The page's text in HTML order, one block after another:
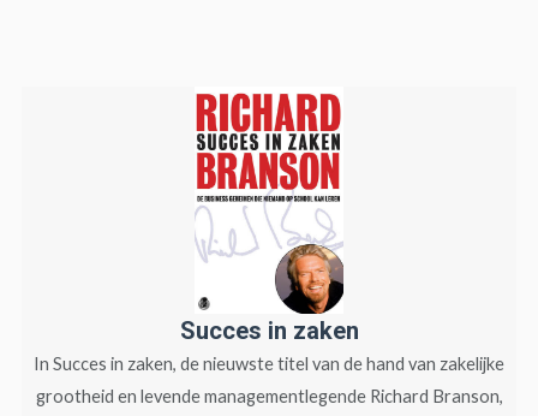
Succes in zaken
In Succes in zaken, de nieuwste titel van de hand van zakelijke
grootheid en levende managementlegende Richard Branson,